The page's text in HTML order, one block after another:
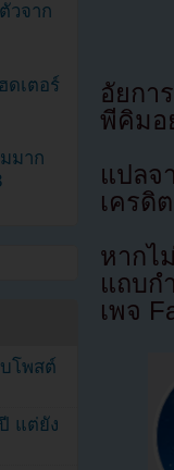
อัยกา
พีคิมอ
แปล
เครดิ
หากไ
แถบก
เพจ
วจาก
ดเตอร์
มาก
โพสต์
แต่ยัง